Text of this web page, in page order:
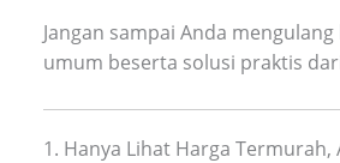
Jangan sampai Anda
umum beserta solusi praktis
1. Hanya Lihat Harga Termurah,